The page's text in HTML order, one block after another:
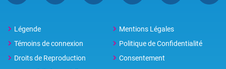
Légende
Mentions Légales
Témoins de connexion
Politique de Confidentialité
Droits de Reproduction
Consentement